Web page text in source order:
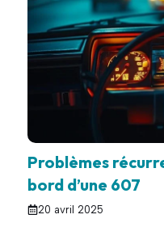
Problèmes
bord d’une 607
20 avril 2025